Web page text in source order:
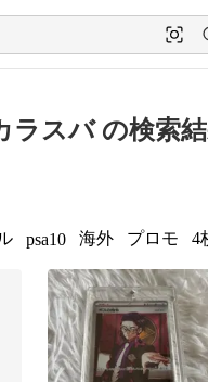
ラスバ の検索
psa10 海外 プロモ 4